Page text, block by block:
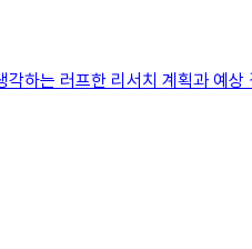
하는 러프한 리서치 계획과 예